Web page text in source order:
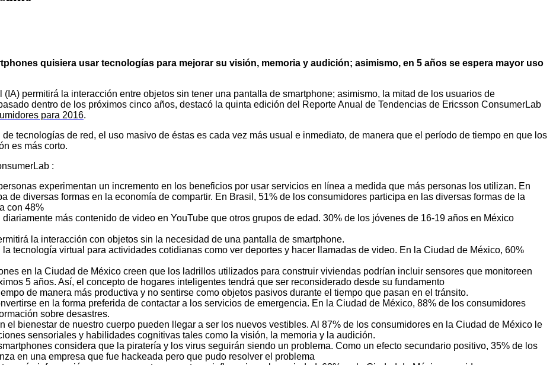
quisiera usar tecnologías para mejorar su visión, memoria y audición; asimismo, en 5 años se espera mayor uso
permitirá la interacción entre objetos sin tener una pantalla de smartphone; asimismo, la mitad de los usuarios de
dentro de los próximos cinco años, destacó la quinta edición del Reporte Anual de Tendencias de Ericsson ConsumerLab
para 2016.
tecnologías de red, el uso masivo de éstas es cada vez más usual e inmediato, de manera que el período de tiempo en que los
es más corto.
:
experimentan un incremento en los beneficios por usar servicios en línea a medida que más personas los utilizan. En
de diversas formas en la economía de compartir. En Brasil, 51% de los consumidores participa en las diversas formas de la
con 48%
más contenido de video en YouTube que otros grupos de edad. 30% de los jóvenes de 16-19 años en México
la interacción con objetos sin la necesidad de una pantalla de smartphone.
tecnología virtual para actividades cotidianas como ver deportes y hacer llamadas de video. En la Ciudad de México, 60%
en la Ciudad de México creen que los ladrillos utilizados para construir viviendas podrían incluir sensores que monitoreen
5 años. Así, el concepto de hogares inteligentes tendrá que ser reconsiderado desde su fundamento
de manera más productiva y no sentirse como objetos pasivos durante el tiempo que pasan en el tránsito.
en la forma preferida de contactar a los servicios de emergencia. En la Ciudad de México, 88% de los consumidores
sobre desastres.
el bienestar de nuestro cuerpo pueden llegar a ser los nuevos vestibles. Al 87% de los consumidores en la Ciudad de México le
sensoriales y habilidades cognitivas tales como la visión, la memoria y la audición.
considera que la piratería y los virus seguirán siendo un problema. Como un efecto secundario positivo, 35% de los
en una empresa que fue hackeada pero que pudo resolver el problema